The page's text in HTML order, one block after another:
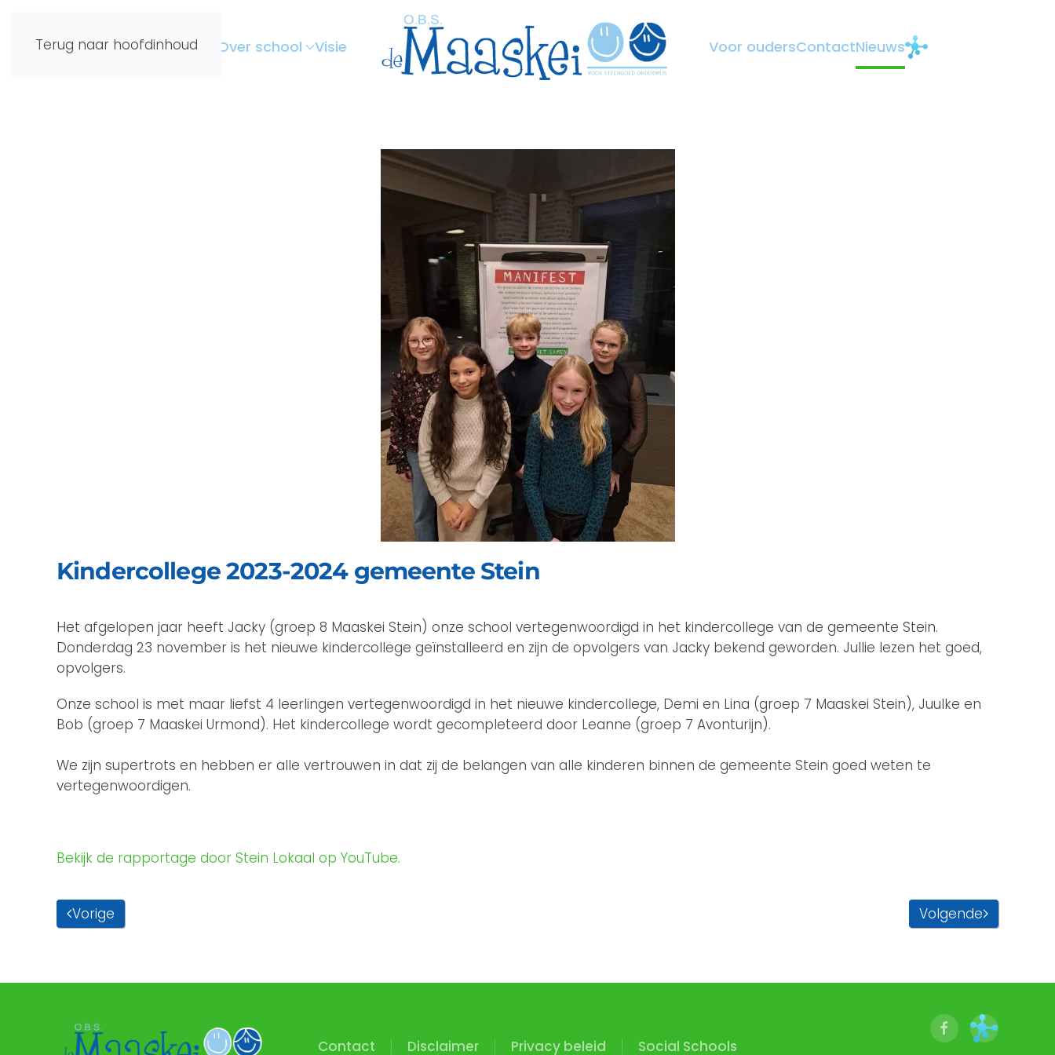
Terug naar hoofdinhoud
Home Over school Visie Voor oudersContactNieuws
Kindercollege 2023-2024 gemeente Stein
Het afgelopen jaar heeft Jacky (groep 8 Maaskei Stein) onze school vertegenwoordigd in het kindercollege van de gemeente Stein.
Donderdag 23 november is het nieuwe kindercollege geïnstalleerd en zijn de opvolgers van Jacky bekend geworden. Jullie lezen het goed,
opvolgers.
Onze school is met maar liefst 4 leerlingen vertegenwoordigd in het nieuwe kindercollege, Demi en Lina (groep 7 Maaskei Stein), Juulke en
Bob (groep 7 Maaskei Urmond). Het kindercollege wordt gecompleteerd door Leanne (groep 7 Avonturijn).
We zijn supertrots en hebben er alle vertrouwen in dat zij de belangen van alle kinderen binnen de gemeente Stein goed weten te
vertegenwoordigen.
Bekijk de rapportage door Stein Lokaal op YouTube.
Vorige Volgende
Contact Disclaimer Privacy beleid Social Schools